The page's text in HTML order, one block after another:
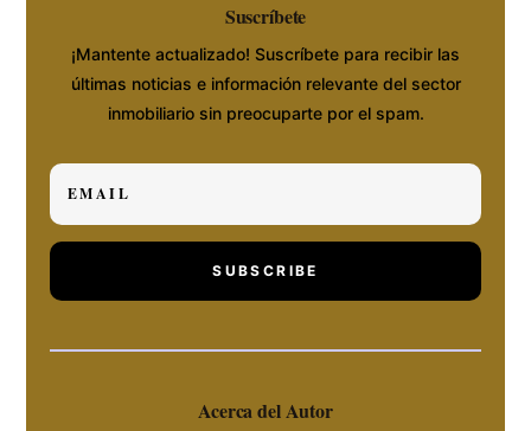
Suscríbete
¡Mantente actualizado! Suscríbete para recibir las
últimas noticias e información relevante del sector
inmobiliario sin preocuparte por el spam.
SUBSCRIBE
Acerca del Autor